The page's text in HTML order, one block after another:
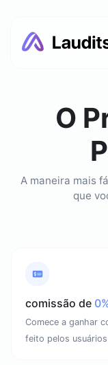
O
A maneira mais
que
comissão de
Comece a ganhar
feito pelos